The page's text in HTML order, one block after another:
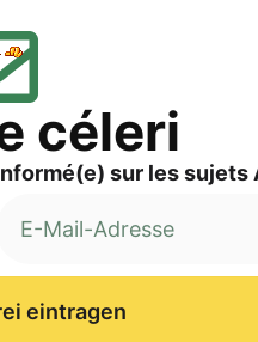
céleri
sur les sujets
eintragen